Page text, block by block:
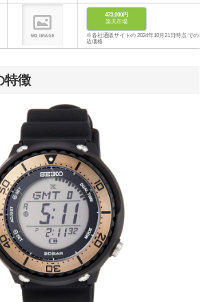
473,000円
楽天市場
※各社通販サイトの 2024年10月21日時点 での税
込価格
特徴